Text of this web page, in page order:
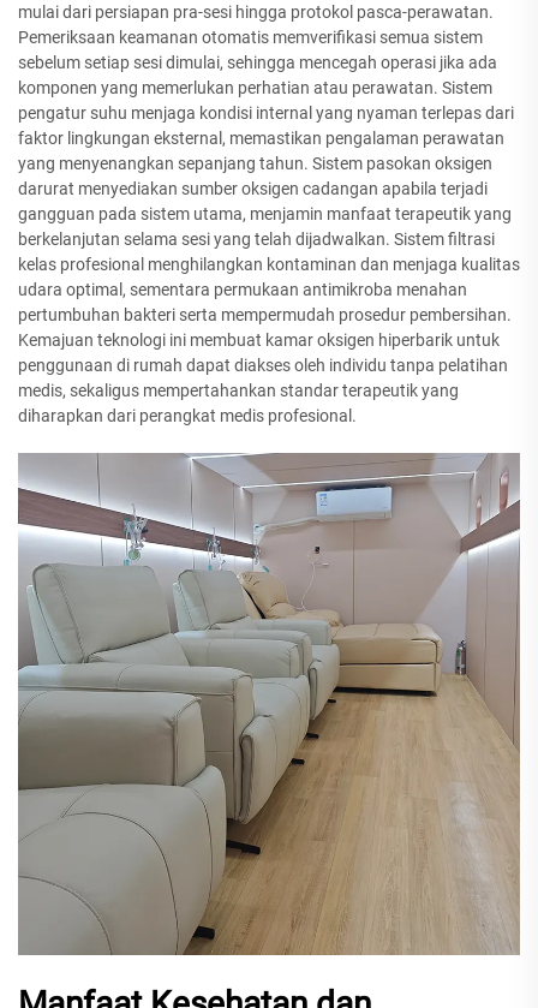
mulai dari persiapan pra-sesi hingga protokol pasca-perawatan.
Pemeriksaan keamanan otomatis memverifikasi semua sistem
sebelum setiap sesi dimulai, sehingga mencegah operasi jika ada
komponen yang memerlukan perhatian atau perawatan. Sistem
pengatur suhu menjaga kondisi internal yang nyaman terlepas dari
faktor lingkungan eksternal, memastikan pengalaman perawatan
yang menyenangkan sepanjang tahun. Sistem pasokan oksigen
darurat menyediakan sumber oksigen cadangan apabila terjadi
gangguan pada sistem utama, menjamin manfaat terapeutik yang
berkelanjutan selama sesi yang telah dijadwalkan. Sistem filtrasi
kelas profesional menghilangkan kontaminan dan menjaga kualitas
udara optimal, sementara permukaan antimikroba menahan
pertumbuhan bakteri serta mempermudah prosedur pembersihan.
Kemajuan teknologi ini membuat kamar oksigen hiperbarik untuk
penggunaan di rumah dapat diakses oleh individu tanpa pelatihan
medis, sekaligus mempertahankan standar terapeutik yang
diharapkan dari perangkat medis profesional.